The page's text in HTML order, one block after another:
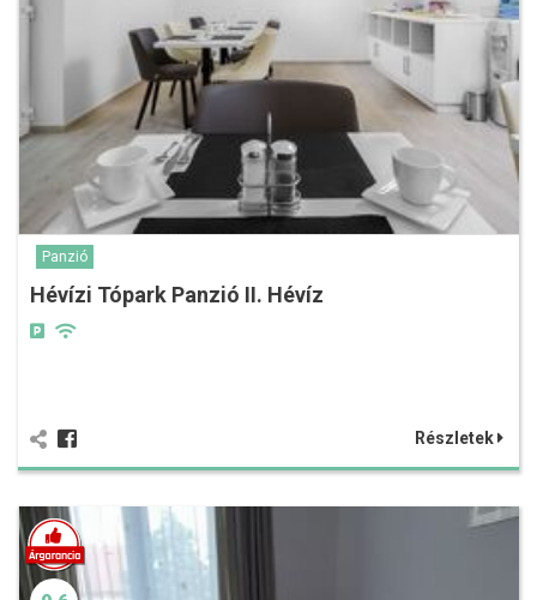
Panzió
Hévízi Tópark Panzió II. Hévíz
Részletek